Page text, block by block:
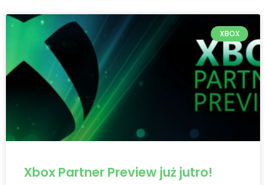
XBOX
Xbox Partner Preview już jutro!